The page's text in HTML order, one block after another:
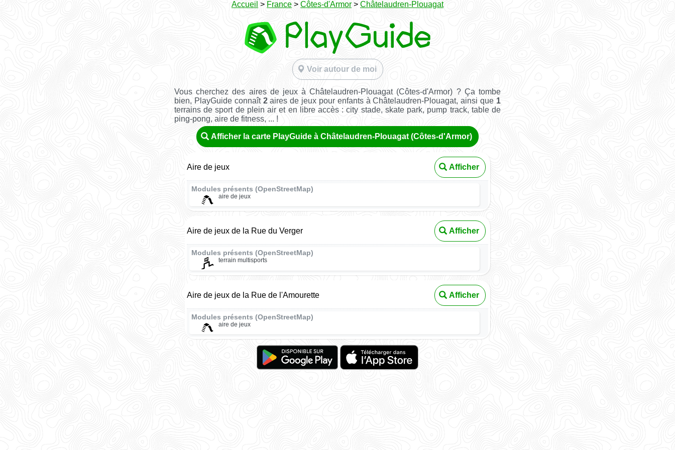
Accueil > France > Côtes-d'Armor > Châtelaudren-Plouagat
Voir autour de moi
Vous cherchez des aires de jeux à Châtelaudren-Plouagat (Côtes-d'Armor) ? Ça tombe
bien, PlayGuide connaît 2aires de jeux pour enfants à Châtelaudren-Plouagat, ainsi que 1
terrains de sport de plein air et en libre accès : city stade, skate park, pump track, table de
ping-pong, aire de fitness, ... !
Afficher la carte PlayGuide à Châtelaudren-Plouagat (Côtes-d'Armor)
Aire de jeux Afficher
Modules présents (OpenStreetMap)
aire de jeux
Aire de jeux de la Rue du Verger Afficher
Modules présents (OpenStreetMap)
terrain multisports
Aire de jeux de la Rue de l'Amourette Afficher
Modules présents (OpenStreetMap)
aire de jeux